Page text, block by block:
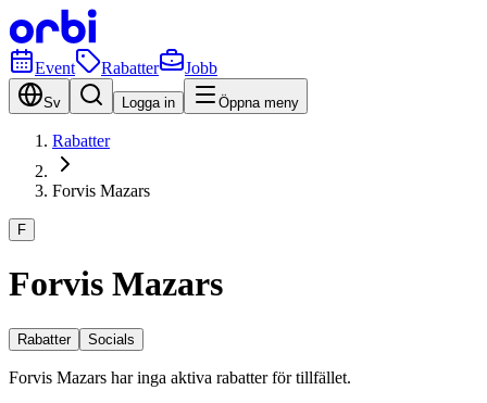
Event Rabatter Jobb
Sv Logga in Öppna meny
Rabatter
Forvis Mazars
F
Forvis Mazars
Rabatter Socials
Forvis Mazars har inga aktiva rabatter för tillfället.